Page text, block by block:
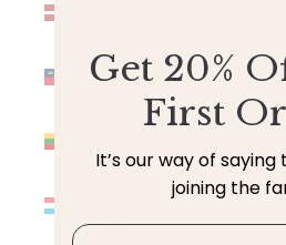
Liechtenstein
(EUR €)
Get 20%
First
It’s our way of
joining the
Email